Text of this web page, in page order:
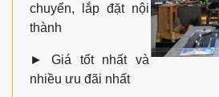
chuyển, lắp đặt nội
thành
► Giá tốt nhất và
nhiều ưu đãi nhất